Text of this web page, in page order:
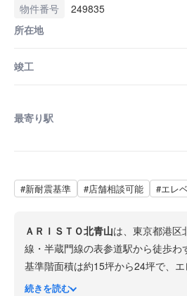
物件番号
249835
所在地
竣工
最寄り駅
#新耐震基準 #店舗相談可能 #エレ
ＡＲＩＳＴＯ北青山は、東京都港区
線・半蔵門線の表参道駅から徒歩わ
基準階面積は約15坪から24坪で、
表参道の喧騒から少し離れた青山
続きを読む